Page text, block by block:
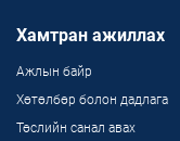
Хамтран ажиллах
Ажлын байр
Хөтөлбөр болон дадлага
Төслийн санал авах